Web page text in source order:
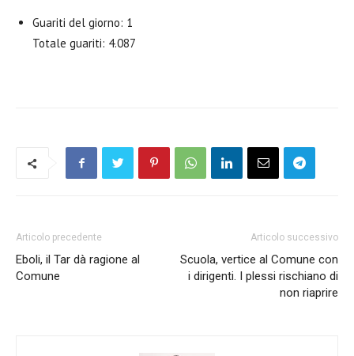
Guariti del giorno: 1
Totale guariti: 4.087
Articolo precedente
Eboli, il Tar dà ragione al
Comune
Articolo successivo
Scuola, vertice al Comune con
i dirigenti. I plessi rischiano di
non riaprire